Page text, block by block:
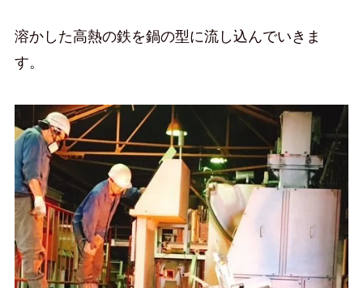
溶かした高熱の鉄を鍋の型に流し込んでいきま
す。